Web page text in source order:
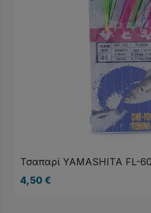
Τσαπαρί YAMASHITA FL-
4,50 €